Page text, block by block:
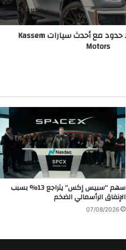
تميّز وفخامة بلا حدود مع أحدث سيارات Kassem
Motors
سهم “سبيس إكس” يتراجع 13% بسبب
الإنفاق الرأسمالي الضخم
07/08/2026